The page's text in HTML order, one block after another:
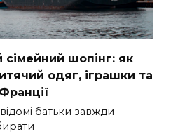
шопінг: як
одяг, іграшки та
батьки завжди